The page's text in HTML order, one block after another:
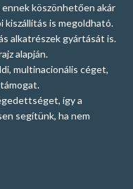
köszönhetően akár
kiszállítás is megoldható.
alkatrészek gyártását is.
alapján.
multinacionális céget,
így a
segítünk, ha nem